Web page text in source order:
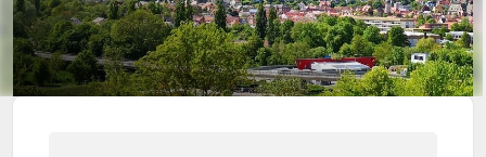
Hilfe & Info